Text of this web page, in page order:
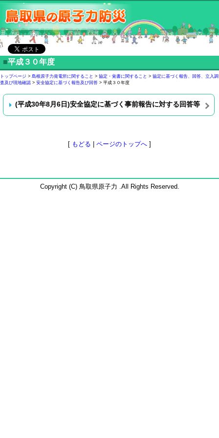
■平成３０年度
トップページ > 島根原子力発電所に関すること > 協定・覚書に関すること > 協定に基づく報告、回答、立入調
査及び現地確認 > 安全協定に基づく報告及び回答 > 平成３０年度
(平成30年8月6日)安全協定に基づく事前報告に対する回答等
[ もどる ページのトップへ ]
Copyright (C) 鳥取県原子力 .All Rights Reserved.